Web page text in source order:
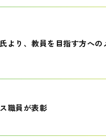
より、教員を目指す方へ
職員が表彰